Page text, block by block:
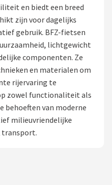
en biedt een breed
zijn voor dagelijks
gebruik. BFZ-fietsen
lichtgewicht
componenten. Ze
en materialen om
rijervaring te
zowel functionaliteit als
behoeften van moderne
milieuvriendelijke
transport.